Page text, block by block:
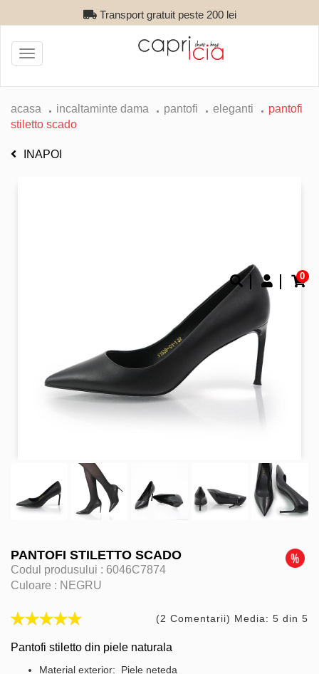
Transport gratuit peste 200 lei
0
Toggle
navigation
acasa incaltaminte dama pantofi eleganti
pantofi
stiletto scado
INAPOI
PANTOFI STILETTO SCADO
Codul produsului : 6046C7874
Culoare : NEGRU
(2 Comentarii) Media: 5 din 5
Pantofi stiletto din piele naturala
Material exterior: Piele neteda